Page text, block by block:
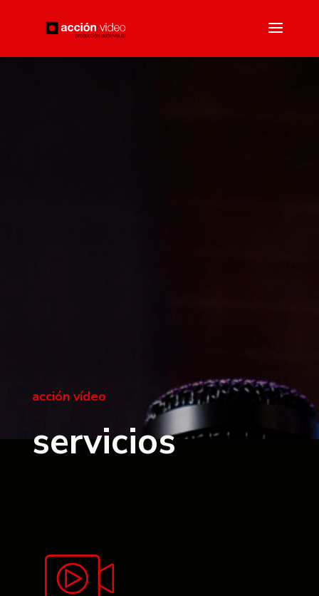
acción vídeo
servicios